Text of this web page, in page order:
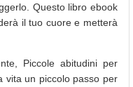
Questo libro ebook
il tuo cuore e metterà
Piccole abitudini per
vita un piccolo passo per